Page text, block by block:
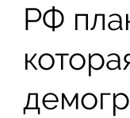
РФ